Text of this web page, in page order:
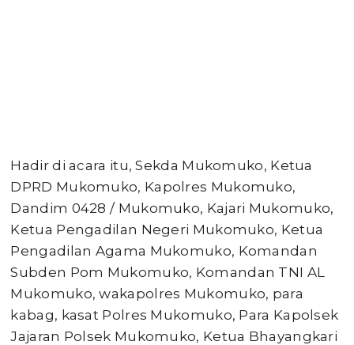
Hadir di acara itu, Sekda Mukomuko, Ketua
DPRD Mukomuko, Kapolres Mukomuko,
Dandim 0428 / Mukomuko, Kajari Mukomuko,
Ketua Pengadilan Negeri Mukomuko, Ketua
Pengadilan Agama Mukomuko, Komandan
Subden Pom Mukomuko, Komandan TNI AL
Mukomuko, wakapolres Mukomuko, para
kabag, kasat Polres Mukomuko, Para Kapolsek
Jajaran Polsek Mukomuko, Ketua Bhayangkari